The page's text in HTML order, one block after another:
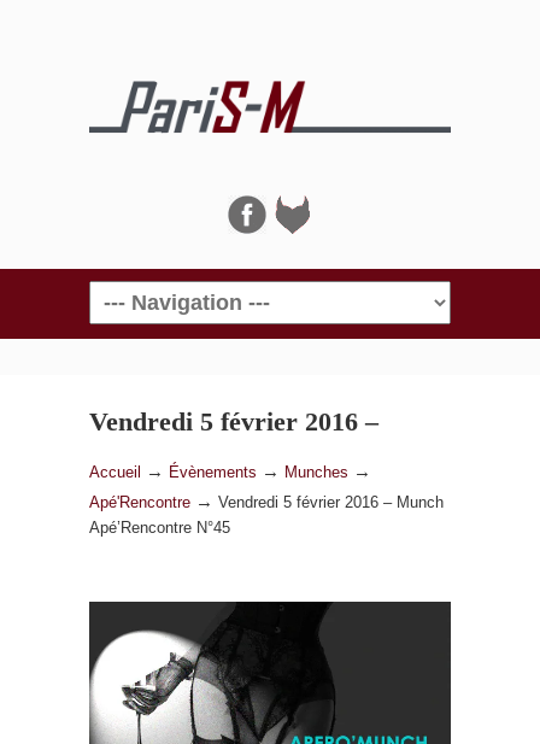
Navigation
Vendredi 5 février 2016 –
Munch Apé’Rencontre N°45
Accueil → Évènements → Munches →
Apé'Rencontre → Vendredi 5 février 2016 – Munch
Apé’Rencontre N°45